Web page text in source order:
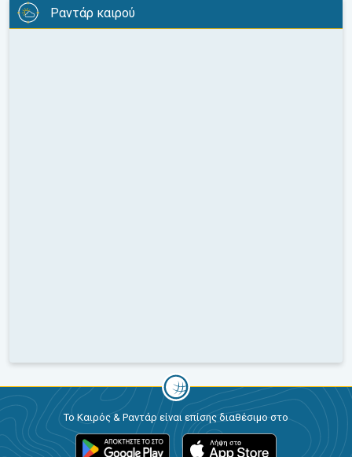
Ραντάρ καιρού
Το Καιρός & Ραντάρ είναι επίσης διαθέσιμο στο